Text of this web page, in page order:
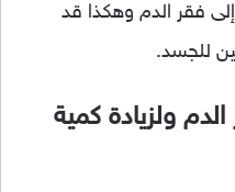
إلى فقر الدم وهكذا قد
للجسد.
ولزيادة كمية